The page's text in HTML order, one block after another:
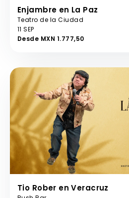
Enjambre en La Paz
Teatro de la Ciudad
11 SEP
Desde MXN 1.777,50
Tio Rober en Veracruz